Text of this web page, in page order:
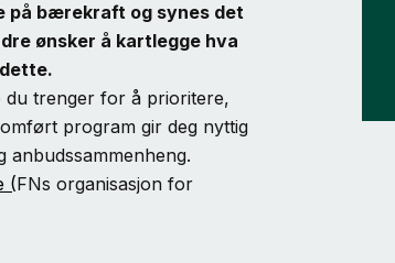
på bærekraft og synes det
ønsker å kartlegge hva
du trenger for å prioritere,
program gir deg nyttig
anbudssammenheng.
(FNs organisasjon for